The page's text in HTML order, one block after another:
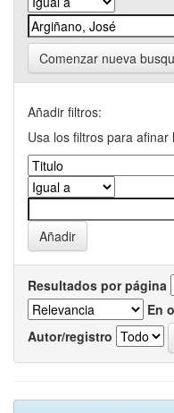
Comenzar nueva
Añadir filtros:
Usa los filtros para afinar
Resultados por página
En
Autor/registro